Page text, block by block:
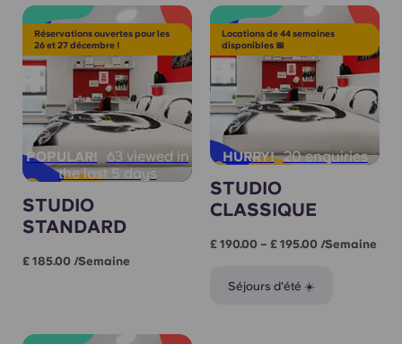
Réservations ouvertes pour les
26 et 27 décembre !
POPULAR!
63 viewed in
the last 5 days
STUDIO
STANDARD
£ 185.00 /semaine
Locations de 44 semaines
disponibles 📅
HURRY! 20 enquiries
STUDIO
CLASSIQUE
£ 190.00 – £ 195.00 /semaine
Séjours d'été ☀️